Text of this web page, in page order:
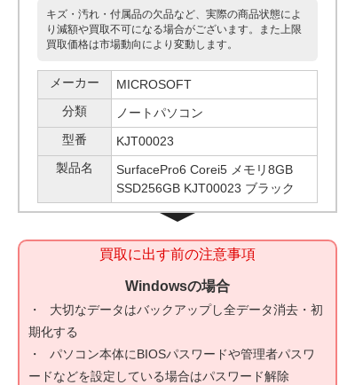
キズ・汚れ・付属品の欠品など、実際の商品状態によ
り減額や買取不可になる場合がございます。また上限
買取価格は市場動向により変動します。
メーカー
MICROSOFT
分類
ノートパソコン
型番
KJT00023
製品名
SurfacePro6 Corei5 メモリ8GB
SSD256GB KJT00023 ブラック
買取に出す前の注意事項
Windowsの場合
大切なデータはバックアップし全データ消去・初
期化する
パソコン本体にBIOSパスワードや管理者パスワ
ードなどを設定している場合はパスワード解除